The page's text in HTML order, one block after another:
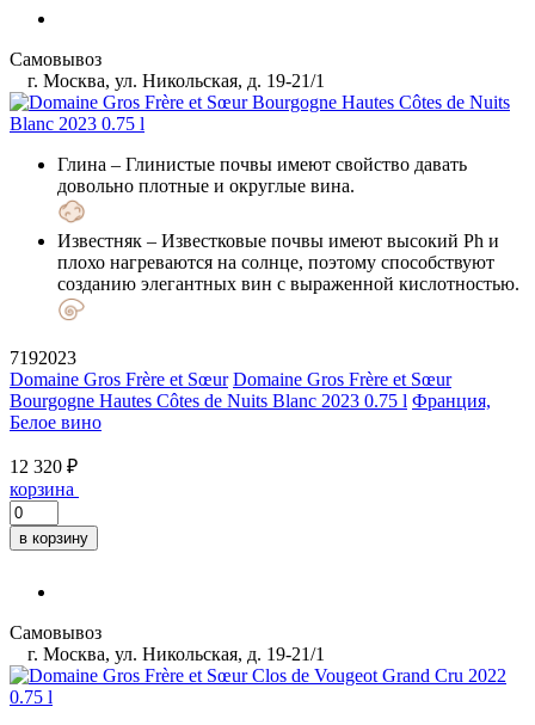
Самовывоз
г. Москва, ул. Никольская, д. 19-21/1
Глина – Глинистые почвы имеют свойство давать
довольно плотные и округлые вина.
Известняк – Известковые почвы имеют высокий Ph и
плохо нагреваются на солнце, поэтому способствуют
созданию элегантных вин с выраженной кислотностью.
7192023
Domaine Gros Frère et Sœur Domaine Gros Frère et Sœur
Bourgogne Hautes Côtes de Nuits Blanc 2023 0.75 l Франция,
Белое вино
12 320 ₽
корзина
в корзину
Самовывоз
г. Москва, ул. Никольская, д. 19-21/1